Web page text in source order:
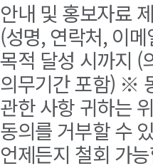
안내 및 홍보자료
(성명, 연락처, 이
목적 달성 시까지 (
의무기간 포함) ※
관한 사항 귀하는
동의를 거부할 수
언제든지 철회 가